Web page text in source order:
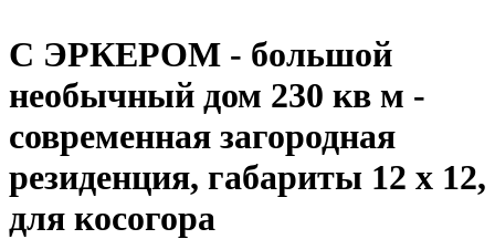
С ЭРКЕРОМ - большой
необычный дом 230 кв м -
современная загородная
резиденция, габариты 12 х 12,
для косогора